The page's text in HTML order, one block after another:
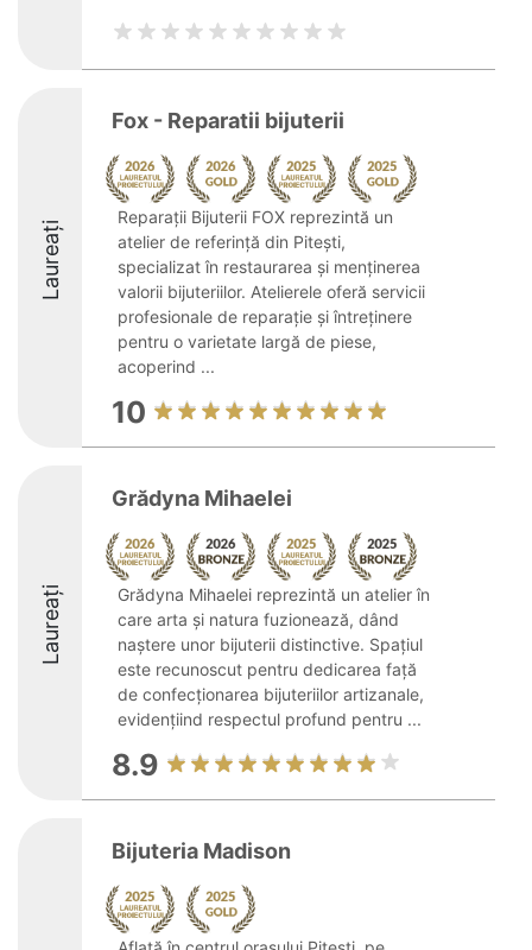
Laureați
Fox - Reparatii bijuterii
Reparații Bijuterii FOX reprezintă un
atelier de referință din Pitești,
specializat în restaurarea și menținerea
valorii bijuteriilor. Atelierele oferă servicii
profesionale de reparație și întreținere
pentru o varietate largă de piese,
acoperind ...
10
Laureați
Grădyna Mihaelei
Grădyna Mihaelei reprezintă un atelier în
care arta și natura fuzionează, dând
naștere unor bijuterii distinctive. Spațiul
este recunoscut pentru dedicarea față
de confecționarea bijuteriilor artizanale,
evidențiind respectul profund pentru ...
8.9
Bijuteria Madison